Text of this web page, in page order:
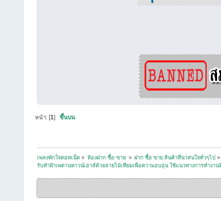
หน้า: [1]ขึ้นบน
เพลงพักใจดอทเน็ต » ห้องฝาก ซื้อ-ขาย » ฝาก ซื้อ ขาย สินค้าที่น่าสนใจทั่วๆไป »
รับทำฝ้าเพดานทาวน์เฮาส์ด้วยลายไม้เทียมเพื่อความอบอุ่น ใช้แนวทางการทำง